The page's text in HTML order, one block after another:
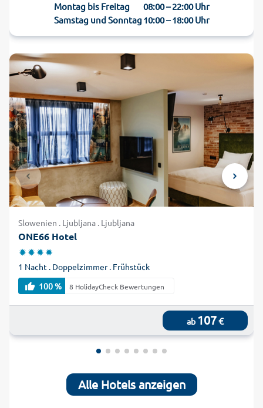
Montag bis Freitag
08:00 – 22:00 Uhr
Samstag und Sonntag10:00 – 18:00 Uhr
Slowenien . Ljubljana . Ljubljana
ONE66 Hotel
1 Nacht . Doppelzimmer . Frühstück
100 %
8 HolidayCheck Bewertungen
ab 107€
Alle Hotels anzeigen